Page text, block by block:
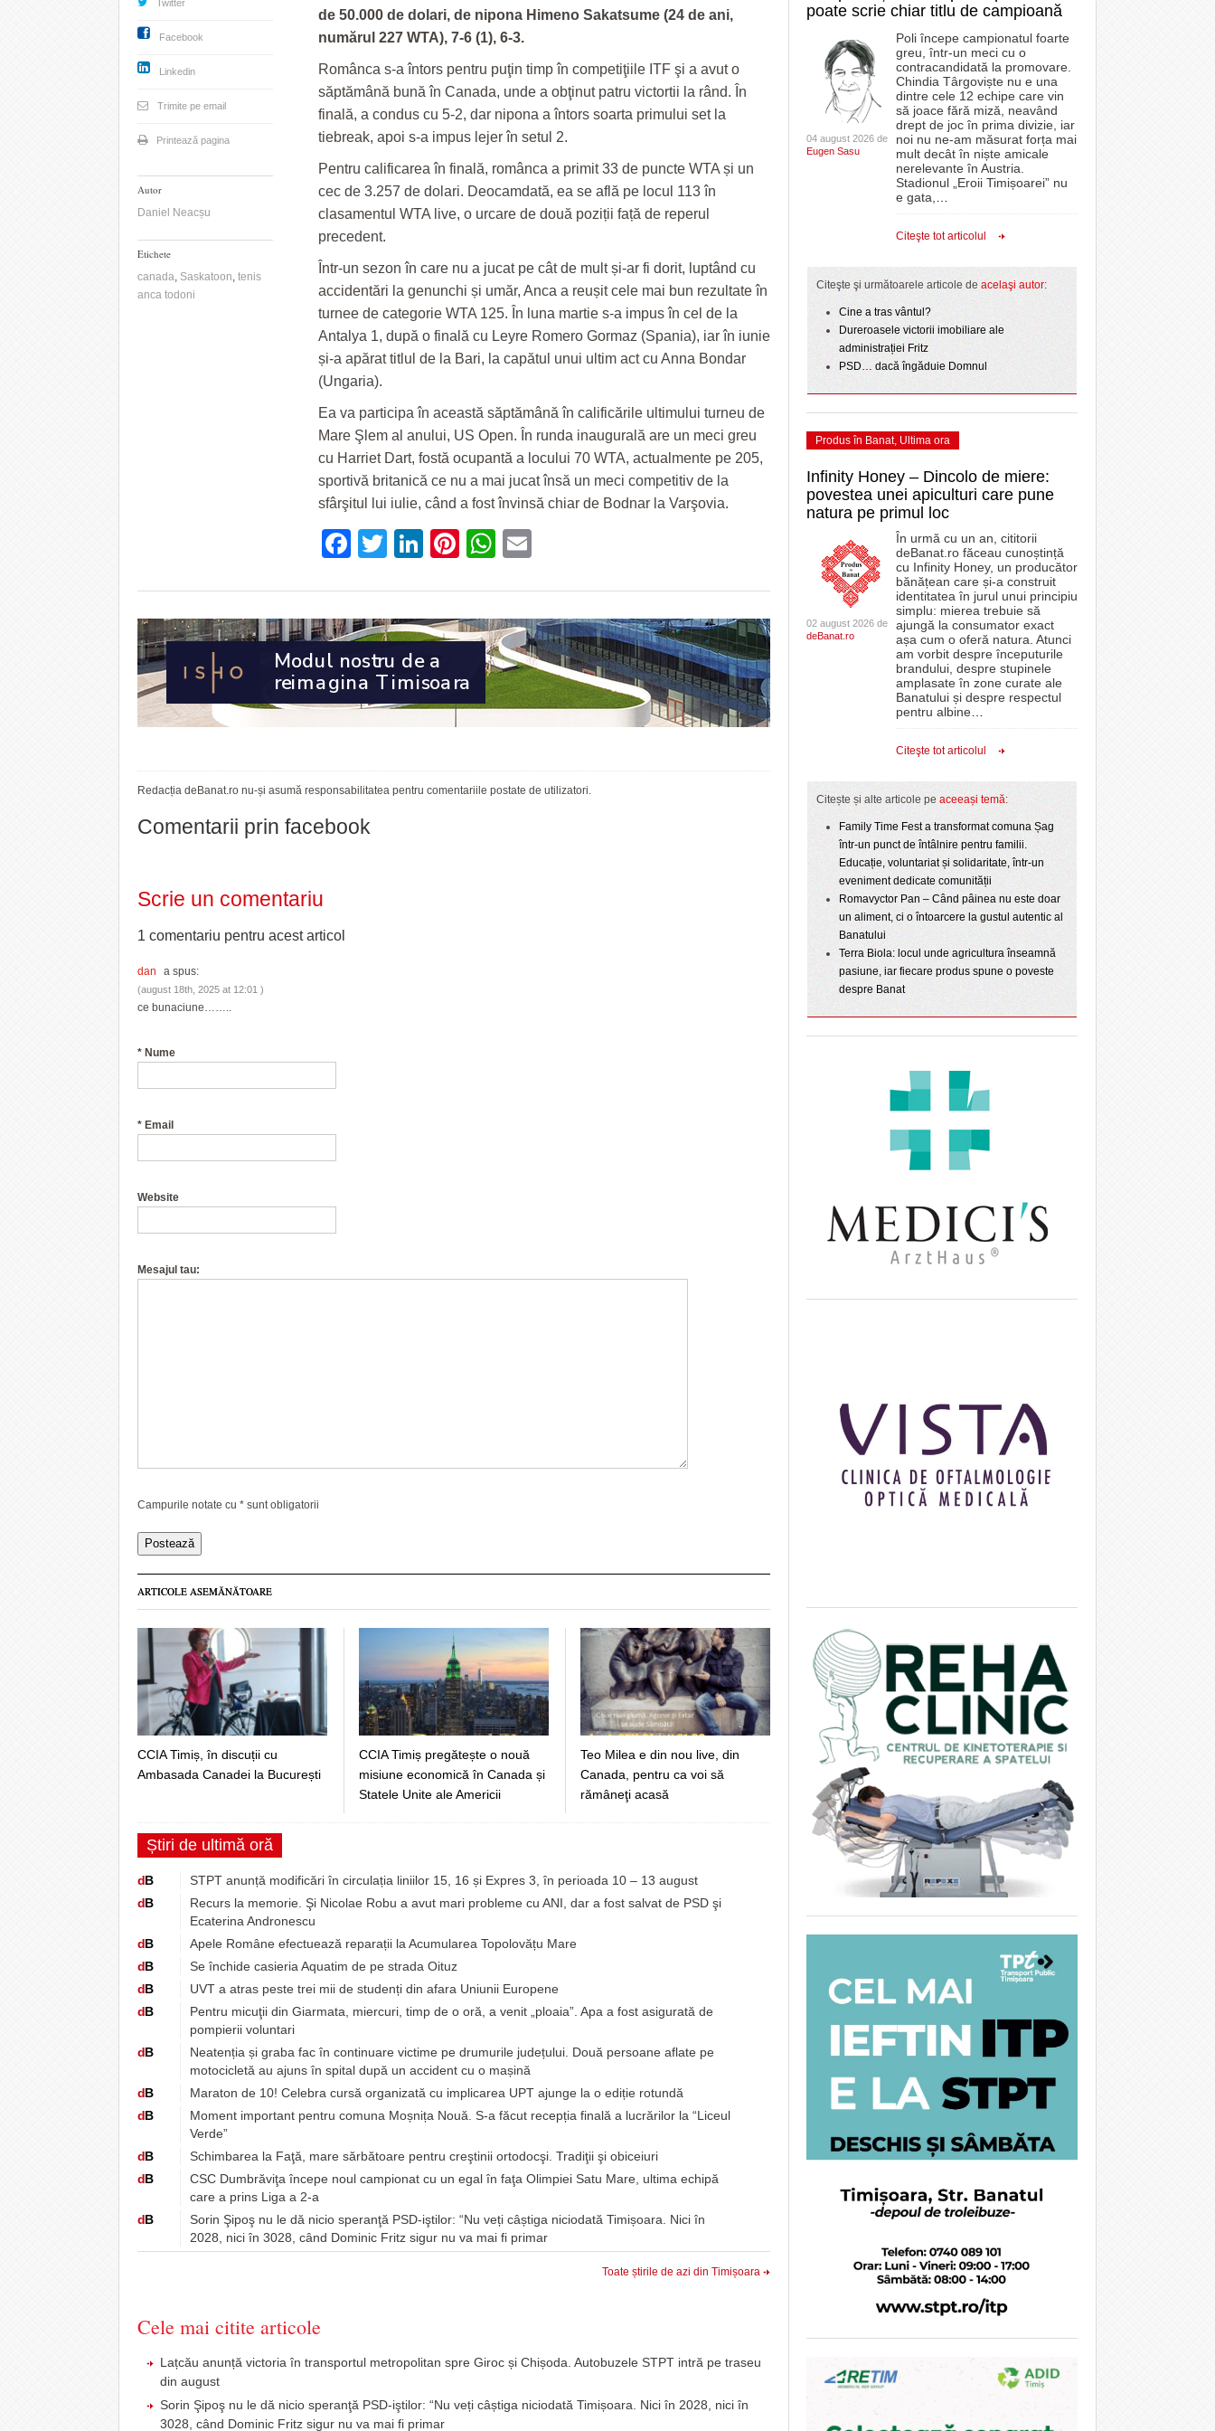
de 50.000 de dolari, de nipona Himeno Sakatsume (24 de ani,
numărul 227 WTA), 7-6 (1), 6-3.
Românca s-a întors pentru puţin timp în competiţiile ITF şi a avut o
săptămână bună în Canada, unde a obţinut patru victortii la rând. În
finală, a condus cu 5-2, dar nipona a întors soarta primului set la
tiebreak, apoi s-a impus lejer în setul 2.
Pentru calificarea în finală, românca a primit 33 de puncte WTA și un
cec de 3.257 de dolari. Deocamdată, ea se află pe locul 113 în
clasamentul WTA live, o urcare de două poziții față de reperul
precedent.
Într-un sezon în care nu a jucat pe cât de mult și-ar fi dorit, luptând cu
accidentări la genunchi și umăr, Anca a reușit cele mai bun rezultate în
turnee de categorie WTA 125. În luna martie s-a impus în cel de la
Antalya 1, după o finală cu Leyre Romero Gormaz (Spania), iar în iunie
și-a apărat titlul de la Bari, la capătul unui ultim act cu Anna Bondar
(Ungaria).
Ea va participa în această săptămână în calificările ultimului turneu de
Mare Şlem al anului, US Open. În runda inaugurală are un meci greu
cu Harriet Dart, fostă ocupantă a locului 70 WTA, actualmente pe 205,
sportivă britanică ce nu a mai jucat însă un meci competitiv de la
sfârşitul lui iulie, când a fost învinsă chiar de Bodnar la Varşovia.
Facebook
Twitter
LinkedIn
Pinterest
WhatsApp
Twitter
Facebook
Linkedin
Trimite pe email
Printează pagina
Autor
Daniel Neacșu
Etichete
canada, Saskatoon, tenis
anca todoni
Redacția deBanat.ro nu-și asumă responsabilitatea pentru comentariile postate de utilizatori.
Comentarii prin facebook
Scrie un comentariu
1 comentariu pentru acest articol
dan a spus:
(august 18th, 2025 at 12:01 )
ce bunaciune……..
* Nume
* Email
Website
Mesajul tau:
Campurile notate cu * sunt obligatorii
ARTICOLE ASEMĂNĂTOARE
CCIA Timiș, în discuții cu
Ambasada Canadei la București
CCIA Timiș pregătește o nouă
misiune economică în Canada și
Statele Unite ale Americii
Teo Milea e din nou live, din
Canada, pentru ca voi să
rămâneţi acasă
Știri de ultimă oră
dB
STPT anunță modificări în circulația liniilor 15, 16 și Expres 3, în perioada 10 – 13 august
dB
Recurs la memorie. Şi Nicolae Robu a avut mari probleme cu ANI, dar a fost salvat de PSD şi
Ecaterina Andronescu
dB
Apele Române efectuează reparații la Acumularea Topolovățu Mare
dB
Se închide casieria Aquatim de pe strada Oituz
dB
UVT a atras peste trei mii de studenți din afara Uniunii Europene
dB
Pentru micuţii din Giarmata, miercuri, timp de o oră, a venit „ploaia”. Apa a fost asigurată de
pompierii voluntari
dB
Neatenția și graba fac în continuare victime pe drumurile județului. Două persoane aflate pe
motocicletă au ajuns în spital după un accident cu o mașină
dB
Maraton de 10! Celebra cursă organizată cu implicarea UPT ajunge la o ediție rotundă
dB
Moment important pentru comuna Moșnița Nouă. S-a făcut recepția finală a lucrărilor la “Liceul
Verde”
dB
Schimbarea la Faţă, mare sărbătoare pentru creştinii ortodocşi. Tradiţii şi obiceiuri
dB
CSC Dumbrăviţa începe noul campionat cu un egal în faţa Olimpiei Satu Mare, ultima echipă
care a prins Liga a 2-a
dB
Sorin Şipoş nu le dă nicio speranţă PSD-iştilor: “Nu veți câștiga niciodată Timișoara. Nici în
2028, nici în 3028, când Dominic Fritz sigur nu va mai fi primar
Toate știrile de azi din Timișoara
Cele mai citite articole
Lațcău anunță victoria în transportul metropolitan spre Giroc și Chișoda. Autobuzele STPT intră pe traseu
din august
Sorin Şipoş nu le dă nicio speranţă PSD-iştilor: “Nu veți câștiga niciodată Timișoara. Nici în 2028, nici în
3028, când Dominic Fritz sigur nu va mai fi primar
poate scrie chiar titlu de campioană
04 august 2026 de
Eugen Sasu
Poli începe campionatul foarte
greu, într-un meci cu o
contracandidată la promovare.
Chindia Târgoviște nu e una
dintre cele 12 echipe care vin
să joace fără miză, neavând
drept de joc în prima divizie, iar
noi nu ne-am măsurat forța mai
mult decât în niște amicale
nerelevante în Austria.
Stadionul „Eroii Timișoarei” nu
e gata,
Citeşte tot articolul
Citeşte şi următoarele articole de acelaşi autor:
Cine a tras vântul?
Dureroasele victorii imobiliare ale
administrației Fritz
PSD… dacă îngăduie Domnul
Produs în Banat, Ultima ora
Infinity Honey – Dincolo de miere:
povestea unei apiculturi care pune
natura pe primul loc
02 august 2026 de
deBanat.ro
În urmă cu un an, cititorii
deBanat.ro făceau cunoștință
cu Infinity Honey, un producător
bănățean care și-a construit
identitatea în jurul unui principiu
simplu: mierea trebuie să
ajungă la consumator exact
așa cum o oferă natura. Atunci
am vorbit despre începuturile
brandului, despre stupinele
amplasate în zone curate ale
Banatului și despre respectul
pentru albine
Citeşte tot articolul
Citește și alte articole pe aceeași temă:
Family Time Fest a transformat comuna Șag
într-un punct de întâlnire pentru familii.
Educație, voluntariat și solidaritate, într-un
eveniment dedicate comunității
Romavyctor Pan – Când pâinea nu este doar
un aliment, ci o întoarcere la gustul autentic al
Banatului
Terra Biola: locul unde agricultura înseamnă
pasiune, iar fiecare produs spune o poveste
despre Banat